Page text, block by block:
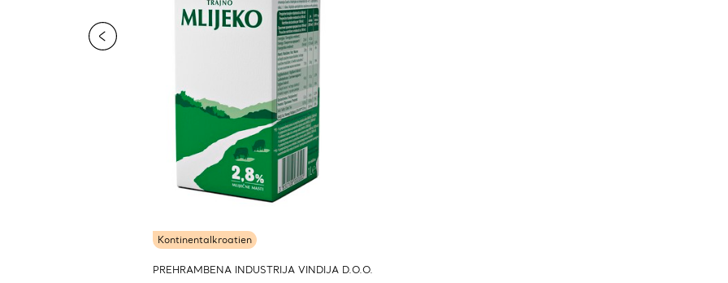
Kontinentalkroatien
PREHRAMBENA INDUSTRIJA VINDIJA D.O.O.